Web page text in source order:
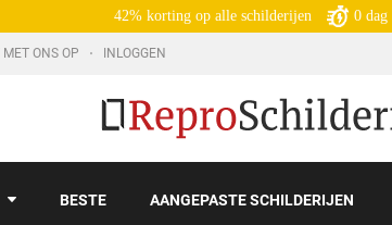
42% korting op alle schilderijen 0 dag
ONS OP INLOGGEN
BESTE AANGEPASTE SCHILDERIJEN